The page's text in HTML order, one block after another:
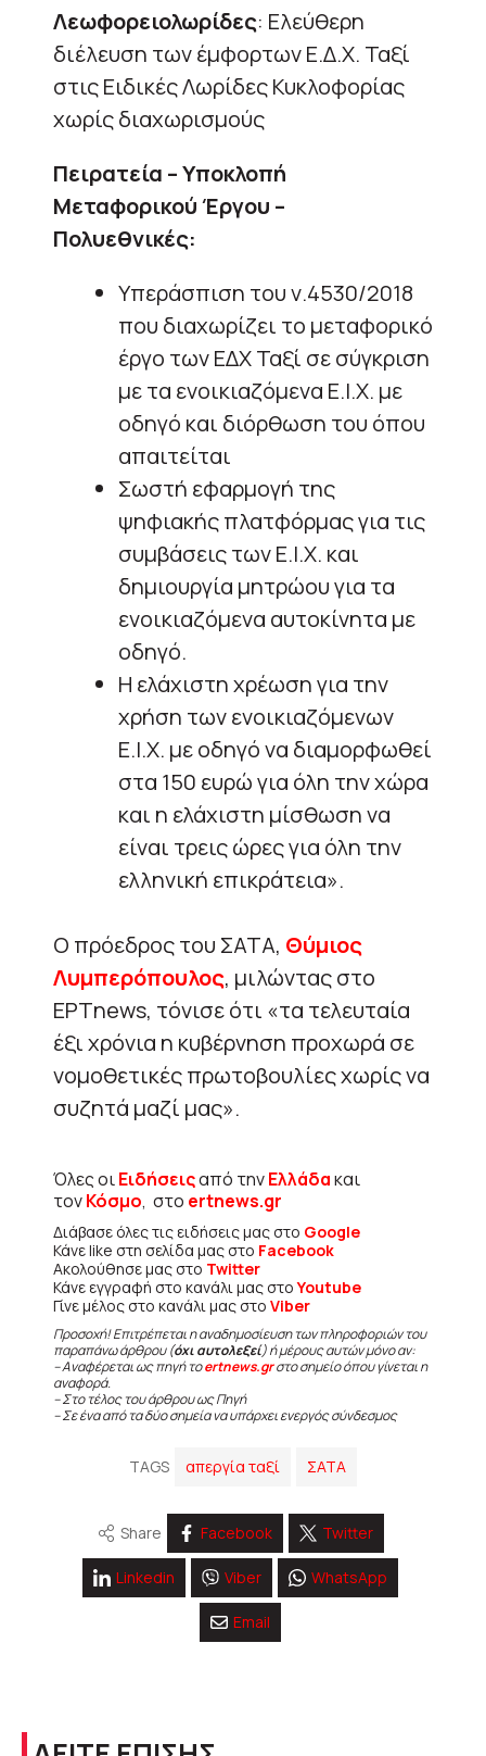
Λεωφορειολωρίδες: Ελεύθερη
διέλευση των έμφορτων Ε.Δ.Χ. Ταξί
στις Ειδικές Λωρίδες Κυκλοφορίας
χωρίς διαχωρισμούς
Πειρατεία – Υποκλοπή
Μεταφορικού Έργου –
Πολυεθνικές:
Υπεράσπιση του ν.4530/2018
που διαχωρίζει το μεταφορικό
έργο των ΕΔΧ Ταξί σε σύγκριση
με τα ενοικιαζόμενα Ε.Ι.Χ. με
οδηγό και διόρθωση του όπου
απαιτείται
Σωστή εφαρμογή της
ψηφιακής πλατφόρμας για τις
συμβάσεις των Ε.Ι.Χ. και
δημιουργία μητρώου για τα
ενοικιαζόμενα αυτοκίνητα με
οδηγό.
Η ελάχιστη χρέωση για την
χρήση των ενοικιαζόμενων
Ε.Ι.Χ. με οδηγό να διαμορφωθεί
στα 150 ευρώ για όλη την χώρα
και η ελάχιστη μίσθωση να
είναι τρεις ώρες για όλη την
ελληνική επικράτεια».
Ο πρόεδρος του ΣΑΤΑ, Θύμιος
Λυμπερόπουλος, μιλώντας στο
ΕΡΤnews, τόνισε ότι «τα τελευταία
έξι χρόνια η κυβέρνηση προχωρά σε
νομοθετικές πρωτοβουλίες χωρίς να
συζητά μαζί μας».
Όλες οιΕιδήσειςαπό τηνΕλλάδακαι
τονΚόσμο, στο ertnews.gr
Διάβασε όλες τις ειδήσεις μας στο Google
Κάνε like στη σελίδα μας στο Facebook
Ακολούθησε μας στο Twitter
Κάνε εγγραφή στο κανάλι μας στοYoutube
Γίνε μέλος στο κανάλι μας στο Viber
Προσοχή! Επιτρέπεται η αναδημοσίευση των πληροφοριών του
παραπάνω άρθρου (όχι αυτολεξεί) ή μέρους αυτών μόνο αν:
– Αναφέρεται ως πηγή τοertnews.grστο σημείο όπου γίνεται η
αναφορά.
– Στο τέλος του άρθρου ως Πηγή
– Σε ένα από τα δύο σημεία να υπάρχει ενεργός σύνδεσμος
TAGS απεργία ταξί ΣΑΤΑ
Share Facebook Twitter
Linkedin Viber WhatsApp
Email